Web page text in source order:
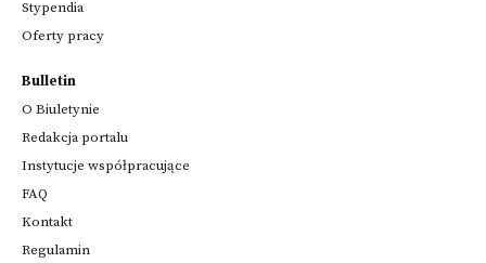
Stypendia
Oferty pracy
Bulletin
O Biuletynie
Redakcja portalu
Instytucje współpracujące
FAQ
Kontakt
Regulamin